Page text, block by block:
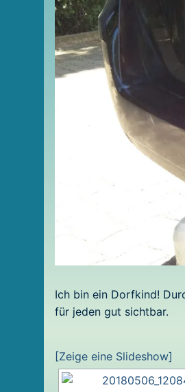
Ich bin ein Dorfkind!
für jeden gut sichtbar.
[Zeige eine Slideshow]